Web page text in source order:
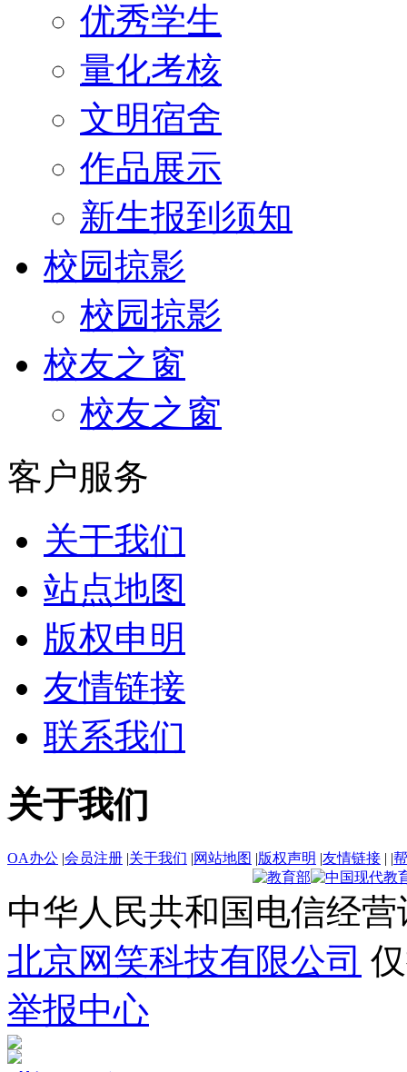
优秀学生
量化考核
文明宿舍
作品展示
新生报到须知
校园掠影
校园掠影
校友之窗
校友之窗
客户服务
关于我们
站点地图
版权申明
友情链接
联系我们
关于我们
OA办公 |会员注册 |关于我们 |网站地图 |版权声明 |友情链接 | |
中华人民共和国电信经营
北京网笑科技有限公司
举报中心